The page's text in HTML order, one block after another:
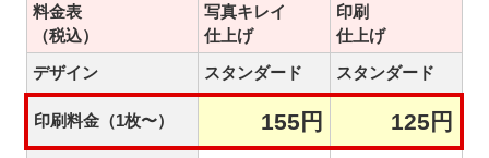
料金表
（税込）
写真キレイ
仕上げ
印刷
仕上げ
デザイン
スタンダード スタンダード
印刷料金（1枚〜） 155円 125円